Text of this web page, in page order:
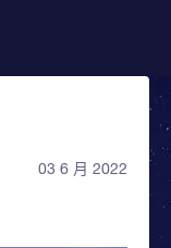
03 6 月 2022